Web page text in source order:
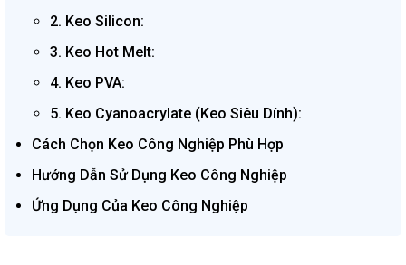
2. Keo Silicon:
3. Keo Hot Melt:
4. Keo PVA:
5. Keo Cyanoacrylate (Keo Siêu Dính):
Cách Chọn Keo Công Nghiệp Phù Hợp
Hướng Dẫn Sử Dụng Keo Công Nghiệp
Ứng Dụng Của Keo Công Nghiệp